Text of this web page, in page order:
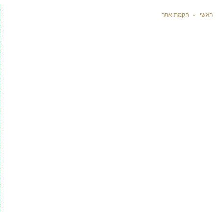
ראשי » הקמת אתר